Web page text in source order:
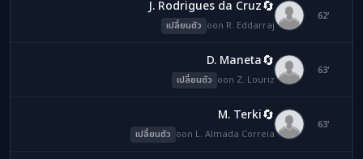
62'
RE
J. Rodrigues da Cruz🔄
เปลี่ยนตัว ออก R. Eddarraj
63'
ZL
D. Maneta🔄
เปลี่ยนตัว ออก Z. Louriz
63'
LA
M. Terki🔄
เปลี่ยนตัว ออก L. Almada Correia